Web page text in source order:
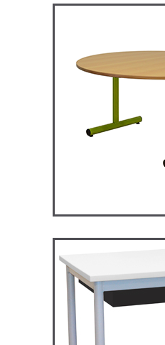
RM120 –
TABLES ET MANGE
TD4P75 –
70×50